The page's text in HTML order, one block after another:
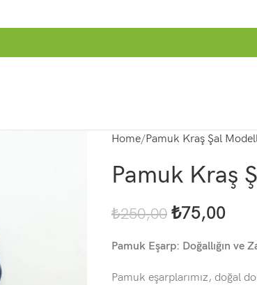
Home Pamuk Kraş Şal
Pamuk Kraş
₺250,00 ₺75,00
Pamuk Eşarp: Doğallığın ve
Pamuk eşarplarımız, doğal